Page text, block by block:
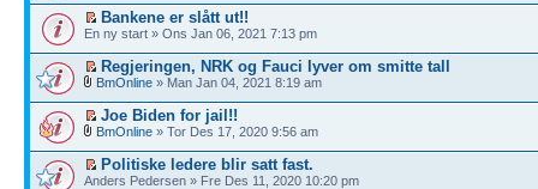
Bankene er slått ut!!
En ny start » Ons Jan 06, 2021 7:13 pm
Regjeringen, NRK og Fauci lyver om smitte tall
BmOnline » Man Jan 04, 2021 8:19 am
Joe Biden for jail!!
BmOnline » Tor Des 17, 2020 9:56 am
Politiske ledere blir satt fast.
Anders Pedersen » Fre Des 11, 2020 10:20 pm